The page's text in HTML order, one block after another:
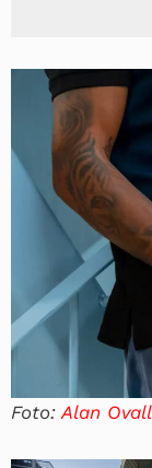
Foto:Alan